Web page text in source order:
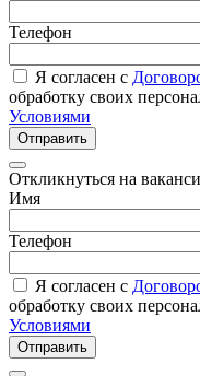
Телефон
Я согласен с
обработку своих
Условиями
Отправить
Откликнуться на
Имя
Телефон
Я согласен с
обработку своих
Условиями
Отправить